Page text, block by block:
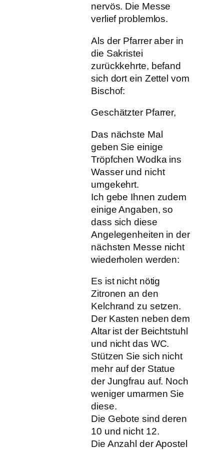
nervös. Die Messe
verlief problemlos.
Als der Pfarrer aber in
die Sakristei
zurückkehrte, befand
sich dort ein Zettel vom
Bischof:
Geschätzter Pfarrer,
Das nächste Mal
geben Sie einige
Tröpfchen Wodka ins
Wasser und nicht
umgekehrt.
Ich gebe Ihnen zudem
einige Angaben, so
dass sich diese
Angelegenheiten in der
nächsten Messe nicht
wiederholen werden:
Es ist nicht nötig
Zitronen an den
Kelchrand zu setzen.
Der Kasten neben dem
Altar ist der Beichtstuhl
und nicht das WC.
Stützen Sie sich nicht
mehr auf der Statue
der Jungfrau auf. Noch
weniger umarmen Sie
diese.
Die Gebote sind deren
10 und nicht 12.
Die Anzahl der Apostel